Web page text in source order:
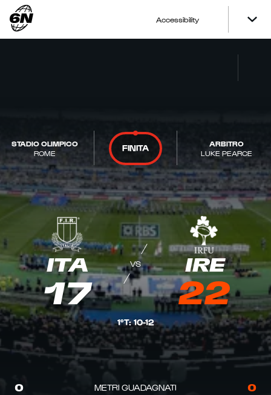
Accessibility
STADIO OLIMPICO
ROME
FINITA
ARBITRO
LUKE PEARCE
ITA
17
VS IRE
22
1°T:10-12
0 METRI GUADAGNATI 0